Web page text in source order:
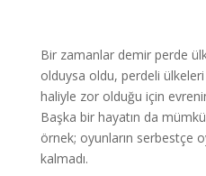
Bir zamanlar demir perde
olduysa oldu, perdeli
haliyle zor olduğu için
Başka bir hayatın da
örnek; oyunların serbestçe
kalmadı.